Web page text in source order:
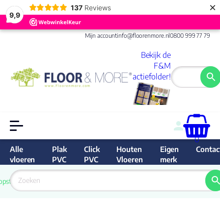
9,9
137 Reviews ×
Mijn accountinfo@floorenmore.nl0800 999 77 79
Bekijk de
F&M
actiefolder!
0
Alle
vloeren
Plak
PVC
Click
PVC
Houten
Vloeren
Eigen
merk